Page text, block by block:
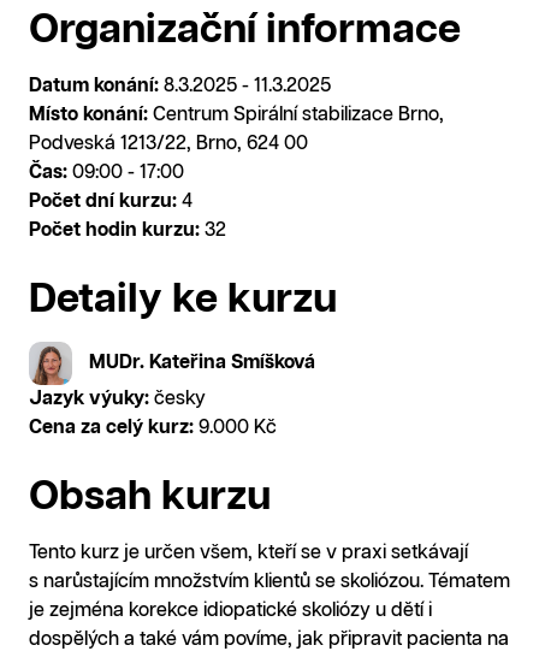
Organizační informace
Datum konání: 8.3.2025 - 11.3.2025
Místo konání: Centrum Spirální stabilizace Brno,
Podveská 1213/22, Brno, 624 00
Čas: 09:00 - 17:00
Počet dní kurzu: 4
Počet hodin kurzu: 32
Detaily ke kurzu
MUDr. Kateřina Smíšková
Jazyk výuky: česky
Cena za celý kurz: 9.000 Kč
Obsah kurzu
Tento kurz je určen všem, kteří se v praxi setkávají
s narůstajícím množstvím klientů se skoliózou. Tématem
je zejména korekce idiopatické skoliózy u dětí i
dospělých a také vám povíme, jak připravit pacienta na